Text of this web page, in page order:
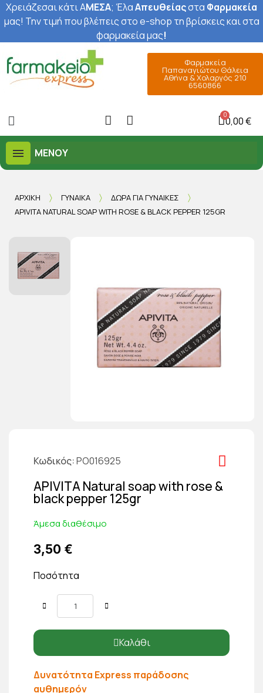
Χρειάζεσαι κάτι ΑΜΕΣΑ; ΈλαΑπευθείαςστα Φαρμακεία
μας! Την τιμή που βλέπεις στο e-shop τη βρίσκεις και στα
φαρμακεία μας!
Φαρμακεία
Παπαναγιώτου Θάλεια
Αθήνα & Χολαργός 210
6560866
0,00 €
ΜΕΝΟΎ
ΑΡΧΙΚΉ ΓΥΝΑΊΚΑ
ΔΏΡΑ ΓΙΑ ΓΥΝΑΊΚΕΣ
APIVITA NATURAL SOAP WITH ROSE & BLACK PEPPER 125GR
Κωδικός PO016925
APIVITA Natural soap with rose &
black pepper 125gr
Άμεσα διαθέσιμο
3,50 €
Ποσότητα
Καλάθι
Δυνατότητα Express παράδοσης
αυθημερόν